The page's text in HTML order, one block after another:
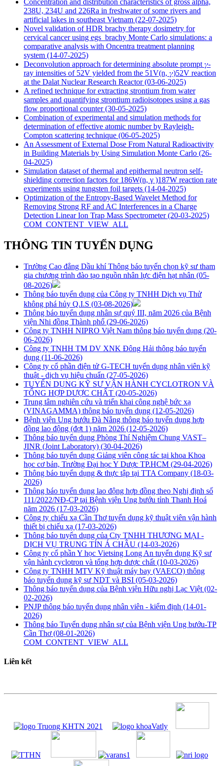
Concentration and distribution characteristics of gross alpha,
238U, 234U and 226Ra in freshwater of some rivers and
artificial lakes in southeast Vietnam (22-07-2025)
Novel validation of HDR brachy therapy dosimetry for
cervical cancer using egs_brachy Monte Carlo simulations: a
comparative analysis with Oncentra treatment planning
system (14-07-2025)
Deconvolution approach for determining absolute prompt 𝛾-
ray intensities of 52V yielded from the 51V(n, 𝛾)52V reaction
at the Dalat Nuclear Research Reactor(03-06-2025)
A refined technique for extracting strontium from water
samples and quantifying strontium radioisotopes using a gas
flow proportional counter(30-05-2025)
Combination of experimental and simulation methods for
determination of effective atomic number by Rayleigh-
Compton scattering technique (06-05-2025)
An Assessment of External Dose From Natural Radioactivity
in Building Materials by Using Simulation Monte Carlo (26-
04-2025)
Simulation dataset of thermal and epithermal neutron self-
shielding correction factors for 186W(n, γ )187W reaction rate
experiments using tungsten foil targets (14-04-2025)
Optimization of the Entropy-Based Wavelet Method for
Removing Strong RF and AC Interferences in a Charge
Detection Linear Ion Trap Mass Spectrometer(20-03-2025)
COM_CONTENT_VIEW_ALL
THÔNG TIN TUYỂN DỤNG
Trường Cao đẳng Dầu khí Thông báo tuyển chọn kỹ sư tham
gia chương trình đào tạo nguồn nhân lực điện hạt nhân (05-
08-2026)
Thông báo tuyển dụng của Công ty TNHH Dịch vụ Thử
không phá hủy Q.I.S (03-08-2026)
Thông báo tuyển dụng nhân sự quý III, năm 2026 của Bệnh
viện Nhi đồng Thành phố (29-06-2026)
Công ty TNHH NIPRO Việt Nam thông báo tuyển dụng (20-
06-2026)
Công ty TNHH TM DV XNK Đông Hải thông báo tuyển
dụng (11-06-2026)
Công ty cổ phần điện tử G-TECH tuyển dụng nhân viên kỹ
thuật - dịch vụ hiệu chuẩn (27-05-2026)
TUYỂN DỤNG KỸ SƯ VẬN HÀNH CYCLOTRON VÀ
TỔNG HỢP DƯỢC CHẤT (20-05-2026)
Trung tâm nghiên cứu và triển khai công nghệ bức xạ
(VINAGAMMA) thông báo tuyển dụng (12-05-2026)
Bệnh viện Ung bướu Đà Nẵng thông báo tuyển dụng hợp
đồng lao động (đợt 1) năm 2026 (12-05-2026)
Thông báo tuyển dụng Phòng Thí Nghiệm Chung VAST–
JINR (Joint Laboratory) (30-04-2026)
Thông báo tuyển dụng Giảng viên công tác tại khoa Khoa
học cơ bản, Trường Đại học Y Dược TP.HCM (29-04-2026)
Thông báo tuyển dụng & thực tập tại TTA Company (18-03-
2026)
Thông báo tuyển dụng lao động hợp đồng theo Nghị định số
111/2022/NĐ-CP tại Bệnh viện Ung bướu tỉnh Thanh Hoá
năm 2026 (17-03-2026)
Công ty chiếu xạ Cần Thơ tuyển dụng kỹ thuật viên vận hành
thiết bị chiếu xạ (17-03-2026)
Thông báo tuyển dụng của Cty TNHH THƯƠNG MẠI -
DỊCH VỤ TRUNG TÍN Á CHÂU (14-03-2026)
Công ty cổ phần Y học Vietsing Long An tuyển dụng Kỹ sư
vận hành cyclotron và tổng hợp dược chất (10-03-2026)
Công ty TNHH MTV Kỹ thuật máy bay (VAECO) thông
báo tuyển dụng kỹ sư NDT và BSI (05-03-2026)
Thông báo tuyển dụng của Bệnh viện Hữu nghị Lạc Việt (02-
02-2026)
PNJP thông báo tuyển dụng nhân viên - kiểm định (14-01-
2026)
Thông báo Tuyển dụng nhân sự của Bệnh viện Ung bướu-TP
Cần Thơ(08-01-2026)
COM_CONTENT_VIEW_ALL
Liên kết